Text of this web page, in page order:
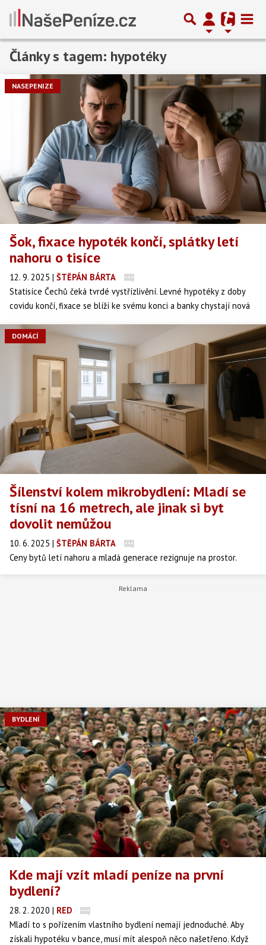
Články s tagem: hypotéky
NASEPENIZE
Šok, fixace hypoték končí, splátky letí
nahoru o tisíce
12. 9. 2025 | ŠTĚPÁN BÁRTA
Statisíce Čechů čeká tvrdé vystřízlivění. Levné hypotéky z doby
covidu končí, fixace se blíží ke svému konci a banky chystají nová
korun a podle odborníků se jen tak nezastaví.
DOMÁCÍ
Šílenství kolem mikrobydlení: Mladí se
tísní na 16 metrech, ale jinak si byt
dovolit nemůžou
10. 6. 2025 | ŠTĚPÁN BÁRTA
Ceny bytů letí nahoru a mladá generace rezignuje na prostor.
Mikrobyty bez kuchyně a s koupelnou velikosti skříně jsou teď
BYDLENÍ
Kde mají vzít mladí peníze na první
bydlení?
28. 2. 2020 | RED
Mladí to s pořízením vlastního bydlení nemají jednoduché. Aby
získali hypotéku v bance, musí mít alespoň něco našetřeno. Když
Předchozí 1 3 … 16